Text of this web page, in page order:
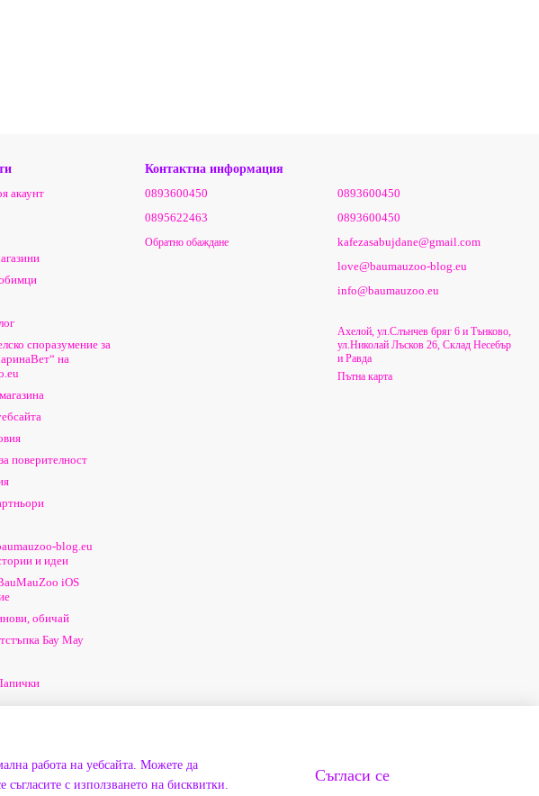
акаунт
споразумение за
на
поверителност
blog.eu
и идеи
iOS
обичай
Бау Мау
Контактна информация
0893600450
0895622463
Обратно обаждане
0893600450
0893600450
kafezasabujdane@gmail.com
love@baumauzoo-blog.eu
info@baumauzoo.eu
Ахелой, ул.Слънчев бряг 6 и Тънково,
ул.Николай Лъсков 26, Склад Несебър
и Равда
Пътна карта
работа на уебсайта. Можете да
с използването на бисквитки.
Съгласи се